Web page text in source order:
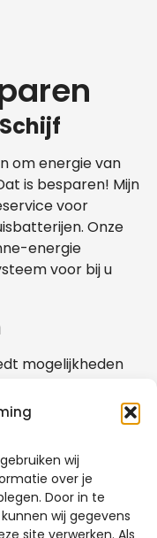
wij
over je
Door in te
wij gegevens
site verwerken. Als
om energie van
is besparen! Mijn
voor
Onze
energie
voor bij u
mogelijkheden
aanbieden.
gebruik van
alleen